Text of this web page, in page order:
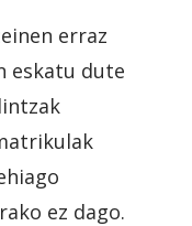
erraz
eskatu dute
ez dago.